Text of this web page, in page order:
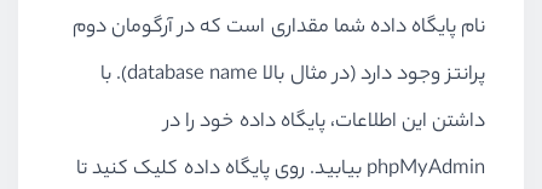
نام پایگاه داده شما مقداری است که در آرگومان دوم
پرانتز وجود دارد (در مثال بالا database name). با
داشتن این اطلاعات، پایگاه داده خود را در
phpMyAdminبیابید. روی پایگاه داده کلیک کنید تا